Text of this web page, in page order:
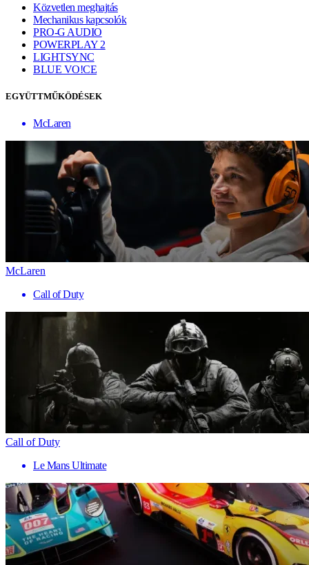
Közvetlen meghajtás
Mechanikus kapcsolók
PRO-G AUDIO
POWERPLAY 2
LIGHTSYNC
BLUE VO!CE
EGYÜTTMŰKÖDÉSEK
McLaren
McLaren
Call of Duty
Call of Duty
Le Mans Ultimate